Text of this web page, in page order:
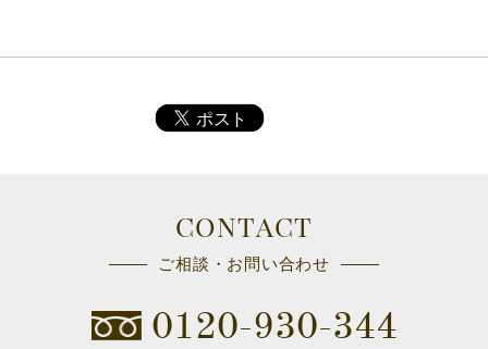
CONTACT
ご相談・お問い合わせ
0120-930-344